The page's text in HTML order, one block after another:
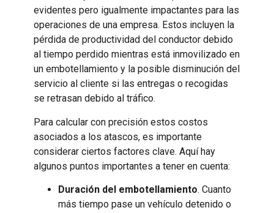
evidentes pero igualmente impactantes para las
operaciones de una empresa. Estos incluyen la
pérdida de productividad del conductor debido
al tiempo perdido mientras está inmovilizado en
un embotellamiento y la posible disminución del
servicio al cliente si las entregas o recogidas
se retrasan debido al tráfico.
Para calcular con precisión estos costos
asociados a los atascos, es importante
considerar ciertos factores clave. Aquí hay
algunos puntos importantes a tener en cuenta:
Duración del embotellamiento. Cuanto
más tiempo pase un vehículo detenido o